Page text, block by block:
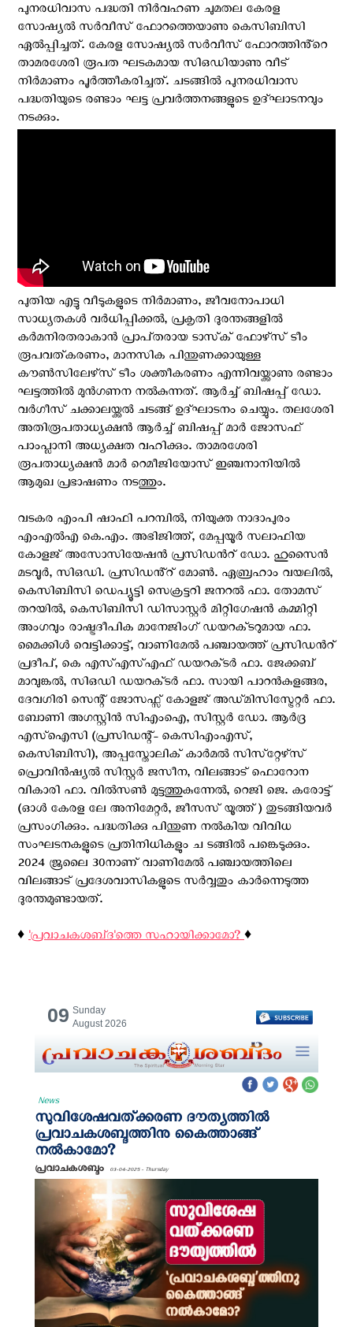
പുനരധിവാസ പദ്ധതി നിർവഹണ ചുമതല കേരള
സോഷ്യൽ സർവീസ് ഫോറത്തെയാണു കെസിബിസി
ഏൽപ്പിച്ചത്. കേരള സോഷ്യൽ സർവീസ് ഫോറത്തിൻ്റെ
താമരശേരി രൂപത ഘടകമായ സിഒഡിയാണു വീട്
നിർമാണം പൂർത്തീകരിച്ചത്. ചടങ്ങിൽ പുനരധിവാസ
പദ്ധതിയുടെ രണ്ടാം ഘട്ട പ്രവർത്തനങ്ങളുടെ ഉദ്ഘാടനവും
നടക്കും.
പുതിയ എട്ടു വീടുകളുടെ നിർമാണം, ജീവനോപാധി
സാധ്യതകൾ വർധിപ്പിക്കൽ, പ്രകൃതി ദുരന്തങ്ങളിൽ
കർമനിരതരാകാൻ പ്രാപ്‌തരായ ടാസ്‌ക് ഫോഴ്‌സ് ടീം
രൂപവത്കരണം, മാനസിക പിന്തുണക്കായുള്ള
കൗൺസിലേഴ്‌സ് ടീം ശക്തീകരണം എന്നിവയ്ക്കാണു രണ്ടാം
ഘട്ടത്തിൽ മുൻഗണന നൽകുന്നത്. ആർച്ച് ബിഷപ്പ് ഡോ.
വർഗീസ് ചക്കാലയ്ക്കൽ ചടങ്ങ് ഉദ്ഘാടനം ചെയ്യും. തലശേരി
അതിരൂപതാധ്യക്ഷൻ ആർച്ച് ബിഷപ്പ് മാർ ജോസഫ്
പാംപ്ലാനി അധ്യക്ഷത വഹിക്കും. താമരശേരി
രൂപതാധ്യക്ഷൻ മാർ റെമീജിയോസ് ഇഞ്ചനാനിയിൽ
ആമുഖ പ്രഭാഷണം നടത്തും.
വടകര എംപി ഷാഫി പറമ്പിൽ, നിയുക്ത നാദാപുരം
എംഎൽഎ കെ.എം. അഭിജിത്ത്, മേപ്പയൂർ സലാഫിയ
കോളജ് അസോസിയേഷൻ പ്രസിഡന്‍റ് ഡോ. ഹുസൈൻ
മടവൂർ, സിഒഡി. പ്രസിഡൻ്റ് മോൺ. ഏബ്രഹാം വയലിൽ,
കെസിബിസി ഡെപ്യൂട്ടി സെക്രട്ടറി ജനറൽ ഫാ. തോമസ്
തറയിൽ, കെസിബിസി ഡിസാസ്റ്റർ മിറ്റിഗേഷൻ കമ്മിറ്റി
അംഗവും രാഷ്ട്രദീപിക മാനേജിംഗ് ഡയറക്‌ടറുമായ ഫാ.
മൈക്കിൾ വെട്ടിക്കാട്ട്, വാണിമേൽ പഞ്ചായത്ത് പ്രസിഡന്‍റ്
പ്രദീപ്, കെ എസ്എസ്എഫ് ഡയറക്‌ടർ ഫാ. ജേക്കബ്
മാവുങ്കൽ, സിഒഡി ഡയറക്‌ടർ ഫാ. സായി പാറൻകുളങ്ങര,
ദേവഗിരി സെന്റ് ജോസഫ്സ് കോളജ് അഡ്‌മിസിസ്ട്രേറ്റർ ഫാ.
ബോണി അഗസ്റ്റിൻ സിഎംഐ, സിസ്റ്റർ ഡോ. ആർദ്ര
എസ്ഐസി (പ്രസിഡന്റ്- കെസിഎംഎസ്,
കെസിബിസി), അപ്പസ്തോലിക് കാർമൽ സിസ്‌റ്റേഴ്‌സ്
പ്രൊവിൻഷ്യൽ സിസ്റ്റർ ജസീന, വിലങ്ങാട് ഫൊറോന
വികാരി ഫാ. വിൽസൺ മുട്ടത്തുകുന്നേൽ, റെജി ജെ. കരോട്ട്
(ഓൾ കേരള ലേ അനിമേറ്റർ, ജീസസ് യൂത്ത്) തുടങ്ങിയവർ
പ്രസംഗിക്കും. പദ്ധതിക്കു പിന്തുണ നൽകിയ വിവിധ
സംഘടനകളുടെ പ്രതിനിധികളും ച ടങ്ങിൽ പങ്കെടുക്കും.
2024 ജൂലൈ 30നാണ് വാണിമേൽ പഞ്ചായത്തിലെ
വിലങ്ങാട് പ്രദേശവാസികളുടെ സര്‍വ്വതും കാര്‍ന്നെടുത്ത
ദുരന്തമുണ്ടായത്.
♦️ 'പ്രവാചകശബ്‌ദ'ത്തെ സഹായിക്കാമോ?♦️